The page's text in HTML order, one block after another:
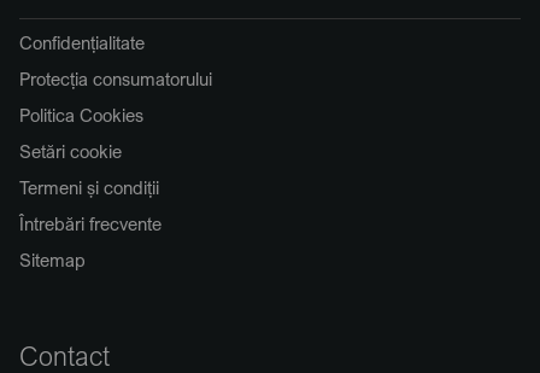
Confidențialitate
Protecția consumatorului
Politica Cookies
Setări cookie
Termeni și condiții
Întrebări frecvente
Sitemap
Contact